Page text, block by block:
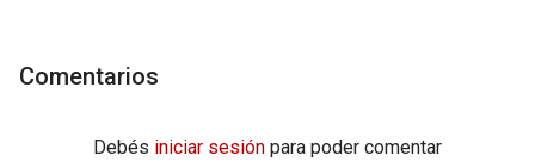
Comentarios
Debés iniciar sesión para poder comentar